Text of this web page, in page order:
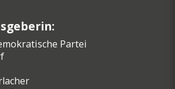
Partei